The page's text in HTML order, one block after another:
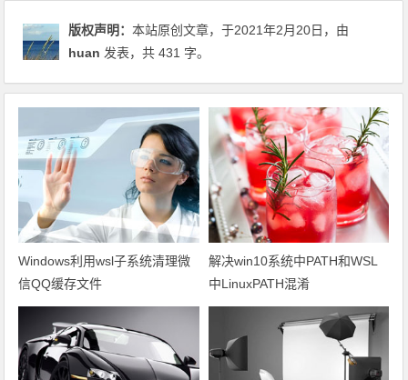
版权声明：本站原创文章，于2021年2月20日，由
huan 发表，共 431 字。
Windows利用wsl子系统清理微
信QQ缓存文件
解决win10系统中PATH和WSL
中LinuxPATH混淆